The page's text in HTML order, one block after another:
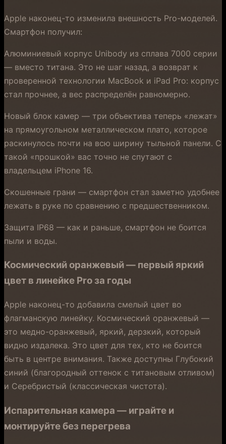
Apple наконец-то изменила внешность Pro-моделей.
Смартфон получил:
Алюминиевый корпус Unibody из сплава 7000 серии
— вместо титана. Это не шаг назад, а возврат к
проверенной технологии MacBook и iPad Pro: корпус
стал прочнее, а вес распределён равномерно.
Новый блок камер — три объектива теперь «лежат»
на прямоугольном металлическом плато, которое
раскинулось почти на всю ширину тыльной панели. С
такой «прошкой» вас точно не спутают с
владельцем iPhone 16.
Скошенные грани — смартфон стал заметно удобнее
лежать в руке по сравнению с предшественником.
Защита IP68 — как и раньше, смартфон не боится
пыли и воды.
Космический оранжевый — первый яркий
цвет в линейке Pro за годы
Apple наконец-то добавила смелый цвет во
флагманскую линейку. Космический оранжевый —
это медно-оранжевый, яркий, дерзкий, который
видно издалека. Это цвет для тех, кто не боится
быть в центре внимания. Также доступны Глубокий
синий (благородный оттенок с титановым отливом)
и Серебристый (классическая чистота).
Испарительная камера — играйте и
монтируйте без перегрева